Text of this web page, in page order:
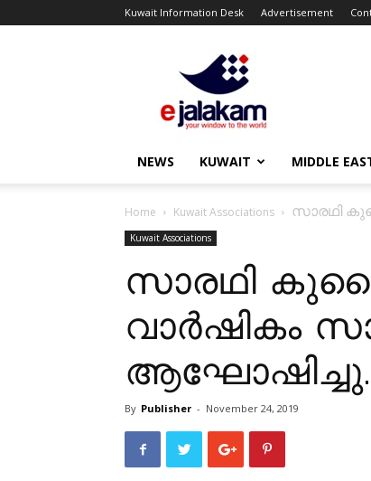
Kuwait Information Desk Advertisement
ejalakam
NEWS KUWAIT MIDDLE
Home Kuwait Associations സാരഥി
Kuwait Associations
സാരഥി
വാർഷികം
ആഘോഷിച്ചു.
By Publisher - November 24, 2019